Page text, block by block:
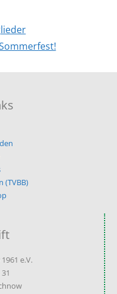
(TVBB)
e.V.